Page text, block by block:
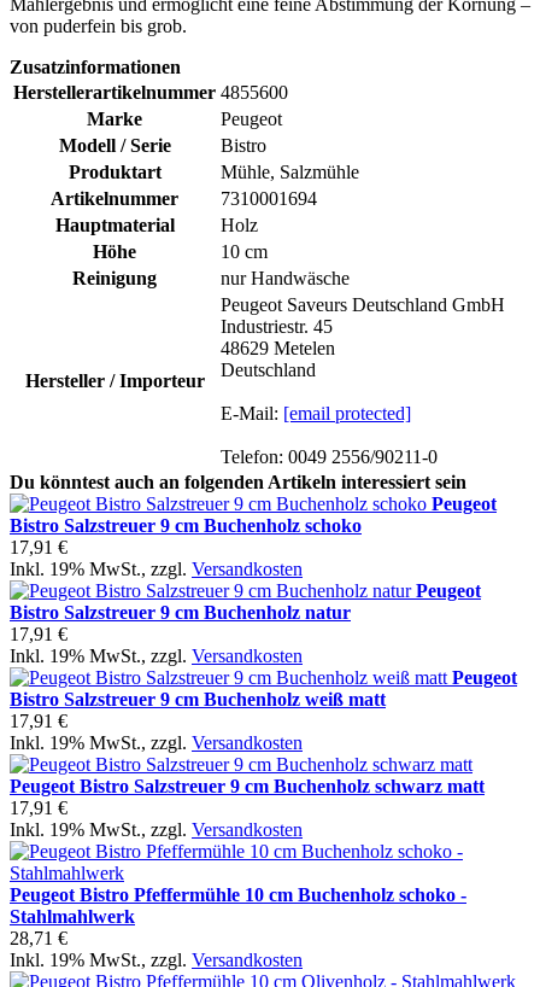
von puderfein bis grob.
Zusatzinformationen
Herstellerartikelnummer 4855600
Marke
Peugeot
Modell / Serie
Bistro
Produktart
Mühle, Salzmühle
Artikelnummer
7310001694
Hauptmaterial
Holz
Höhe
10 cm
Reinigung
nur Handwäsche
Hersteller / Importeur
Peugeot Saveurs Deutschland GmbH
Industriestr. 45
48629 Metelen
Deutschland
E-Mail: [email protected]
Telefon: 0049 2556/90211-0
Du könntest auch an folgenden Artikeln interessiert sein
Peugeot
Bistro Salzstreuer 9 cm Buchenholz schoko
17,91 €
Inkl. 19% MwSt., zzgl. Versandkosten
Peugeot
Bistro Salzstreuer 9 cm Buchenholz natur
17,91 €
Inkl. 19% MwSt., zzgl. Versandkosten
Peugeot
Bistro Salzstreuer 9 cm Buchenholz weiß matt
17,91 €
Inkl. 19% MwSt., zzgl. Versandkosten
Peugeot Bistro Salzstreuer 9 cm Buchenholz schwarz matt
17,91 €
Inkl. 19% MwSt., zzgl. Versandkosten
Peugeot Bistro Pfeffermühle 10 cm Buchenholz schoko -
Stahlmahlwerk
28,71 €
Inkl. 19% MwSt., zzgl. Versandkosten